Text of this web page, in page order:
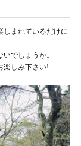
しまれているだけに
でしょうか。
楽しみ下さい!